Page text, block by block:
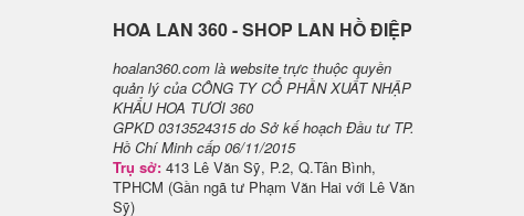
H​OA LAN 360 - SHOP LAN HỒ ĐIỆP
hoalan360.com là website trực thuộc quyền
quản lý của CÔNG TY CỔ PHẦN XUẤT NHẬP
KHẨU HOA TƯƠI 360
GPKD 0313524315 do Sở kế hoạch Đầu tư TP.
Hồ Chí Minh cấp 06/11/2015
Trụ sở: 413 Lê Văn Sỹ, P.2, Q.Tân Bình,
TPHCM (Gần ngã tư Phạm Văn Hai với Lê Văn
Sỹ)